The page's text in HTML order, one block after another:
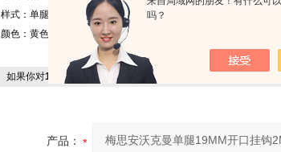
吗？
样式：单腿
颜色：黄色
如果你对10106901梅思安沃克曼单腿19MM开口挂钩2M长吸震绳
产品：